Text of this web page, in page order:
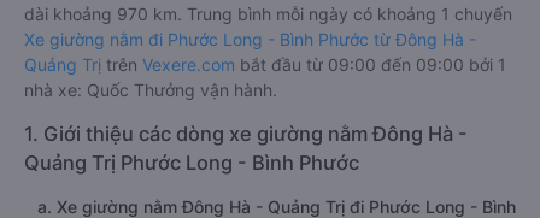
dài khoảng 970 km. Trung bình mỗi ngày có khoảng 1 chuyến
Xe giường nằm đi Phước Long - Bình Phước từ Đông Hà -
Quảng Trị trên Vexere.com bắt đầu từ 09:00 đến 09:00 bởi 1
nhà xe: Quốc Thưởng vận hành.
1. Giới thiệu các dòng xe giường nằm Đông Hà -
Quảng Trị Phước Long - Bình Phước
a. Xe giường nằm Đông Hà - Quảng Trị đi Phước Long - Bình